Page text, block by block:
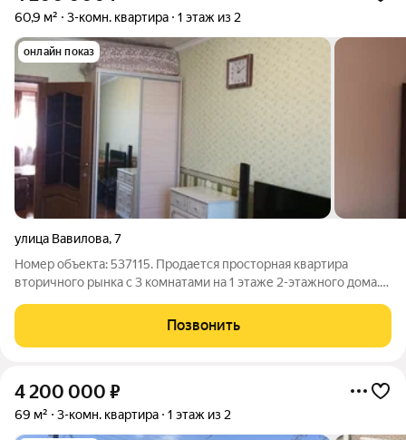
60,9 м² 3-комн. квартира 1 этаж из 2
онлайн показ
улица Вавилова,7
Номер объекта: 537115. Продается просторная квартира
вторичного рынка с 3 комнатами на 1 этаже 2-этажного дома.
площадь 7.1 кв.м. Этот вариант идеально подходит для тех,
кому важен комфорт и
Позвонить
4 200 000 ₽
69 м² 3-комн. квартира 1 этаж из 2